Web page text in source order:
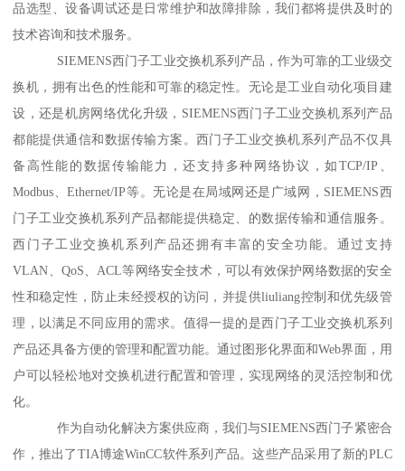
品选型、设备调试还是日常维护和故障排除，我们都将提供及时的
技术咨询和技术服务。
SIEMENS西门子工业交换机系列产品，作为可靠的工业级交
换机，拥有出色的性能和可靠的稳定性。无论是工业自动化项目建
设，还是机房网络优化升级，SIEMENS西门子工业交换机系列产品
都能提供通信和数据传输方案。西门子工业交换机系列产品不仅具
备高性能的数据传输能力，还支持多种网络协议，如TCP/IP、
Modbus、Ethernet/IP等。无论是在局域网还是广域网，SIEMENS西
门子工业交换机系列产品都能提供稳定、的数据传输和通信服务。
西门子工业交换机系列产品还拥有丰富的安全功能。通过支持
VLAN、QoS、ACL等网络安全技术，可以有效保护网络数据的安全
性和稳定性，防止未经授权的访问，并提供liuliang控制和优先级管
理，以满足不同应用的需求。值得一提的是西门子工业交换机系列
产品还具备方便的管理和配置功能。通过图形化界面和Web界面，用
户可以轻松地对交换机进行配置和管理，实现网络的灵活控制和优
化。
作为自动化解决方案供应商，我们与SIEMENS西门子紧密合
作，推出了TIA博途WinCC软件系列产品。这些产品采用了新的PLC